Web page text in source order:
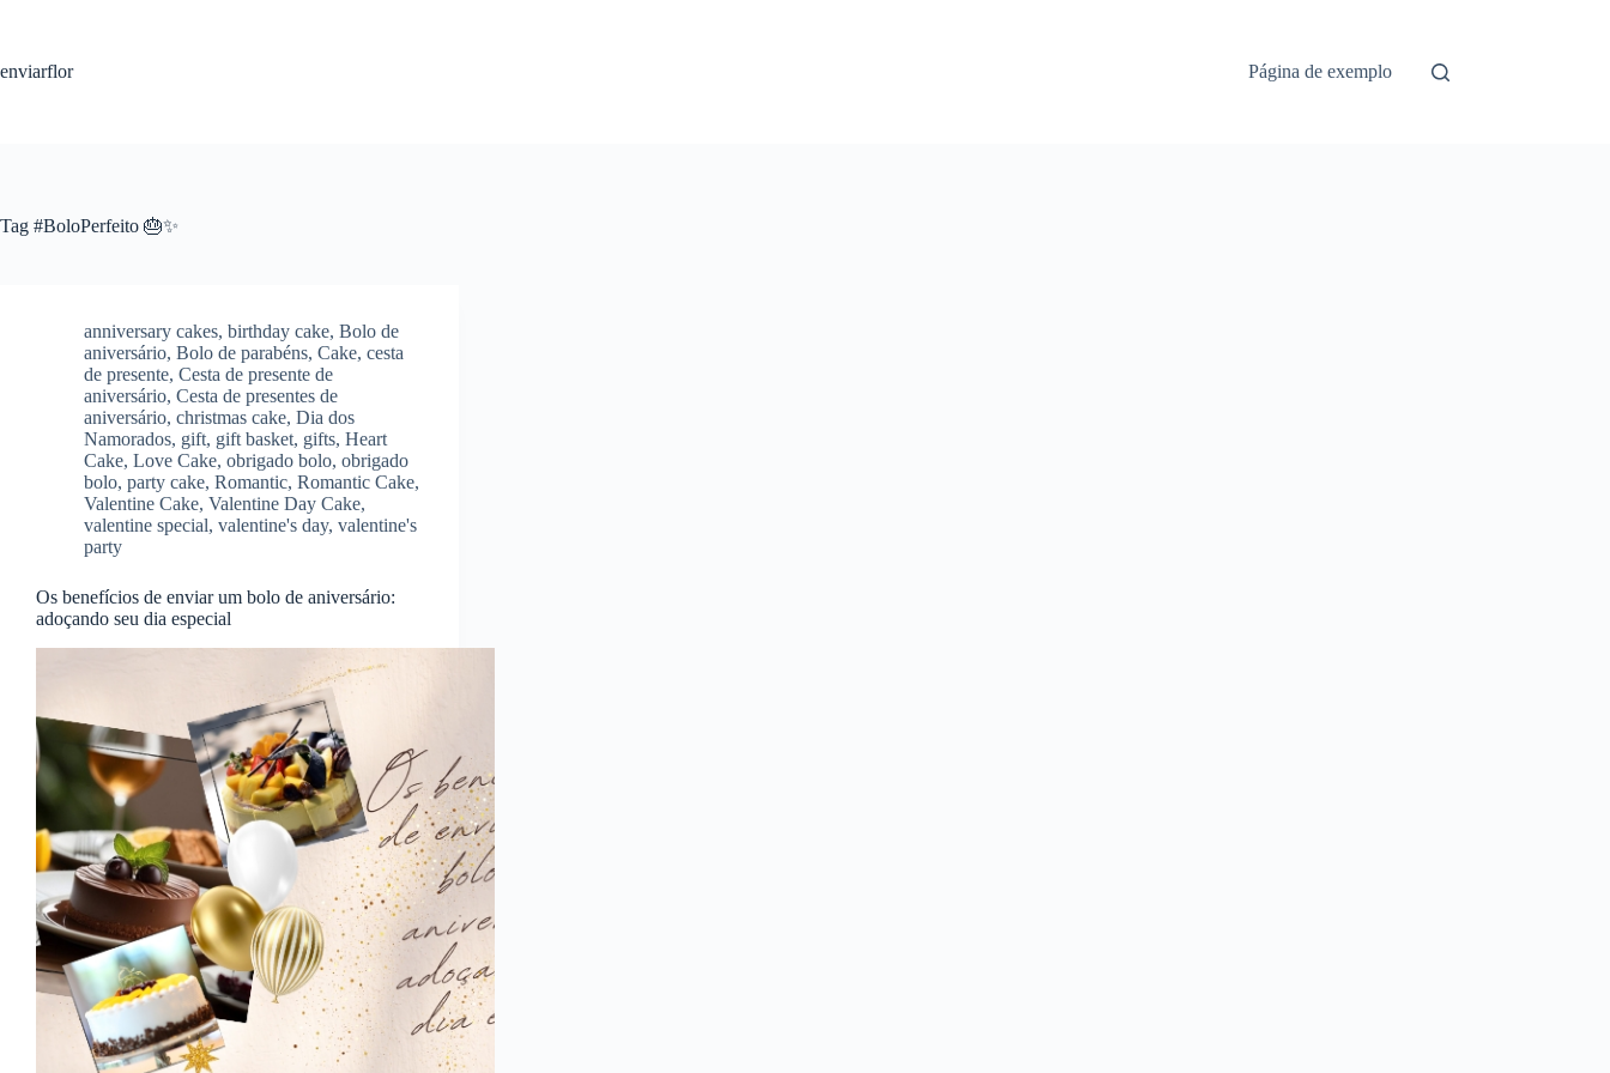
i
e
enviarflor Página de exemplo
Tag #BoloPerfeito 🎂✨
anniversary cakes, birthday cake, Bolo de
aniversário, Bolo de parabéns, Cake, cesta
de presente, Cesta de presente de
aniversário, Cesta de presentes de
aniversário, christmas cake, Dia dos
Namorados, gift, gift basket, gifts, Heart
Cake, Love Cake, obrigado bolo, obrigado
bolo, party cake, Romantic, Romantic Cake,
Valentine Cake, Valentine Day Cake,
valentine special, valentine's day, valentine's
party
Os benefícios de enviar um bolo de aniversário:
adoçando seu dia especial